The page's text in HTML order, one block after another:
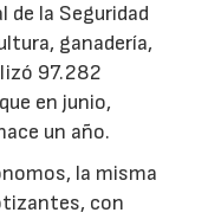
de la Seguridad
ganadería,
97.282
en junio,
un año.
la misma
con